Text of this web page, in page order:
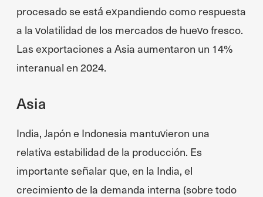
procesado se está expandiendo como respuesta
a la volatilidad de los mercados de huevo fresco.
Las exportaciones a Asia aumentaron un 14%
interanual en 2024.
Asia
India, Japón e Indonesia mantuvieron una
relativa estabilidad de la producción. Es
importante señalar que, en la India, el
crecimiento de la demanda interna (sobre todo